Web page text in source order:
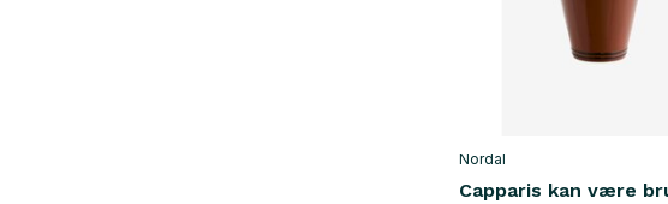
Nordal
Capparis kan være